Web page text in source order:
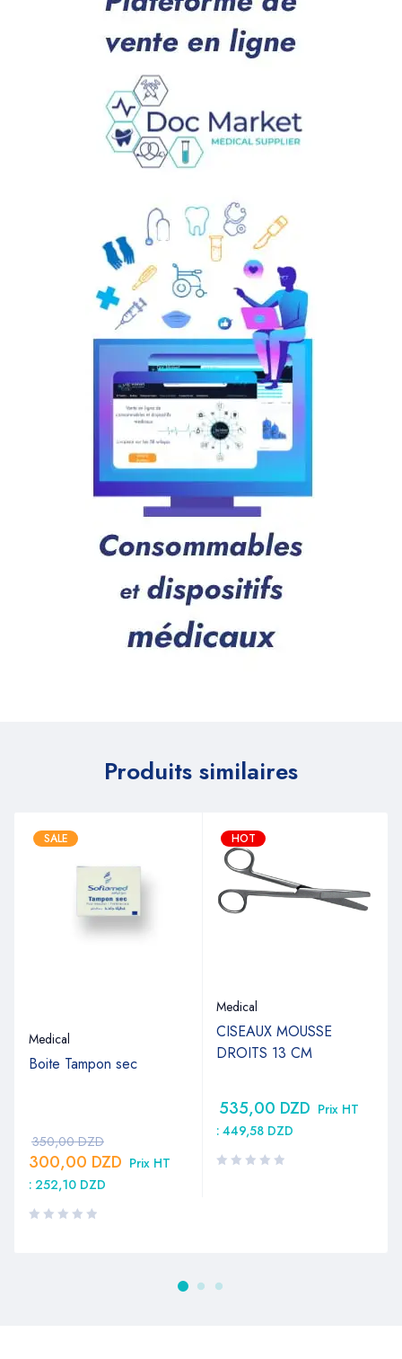
Produits similaires
SALE
Medical
Boite Tampon sec
350,00DZD
300,00 DZD Prix HT
: 252,10 DZD
HOT
Medical
CISEAUX MOUSSE
DROITS 13 CM
535,00 DZD Prix HT
: 449,58 DZD